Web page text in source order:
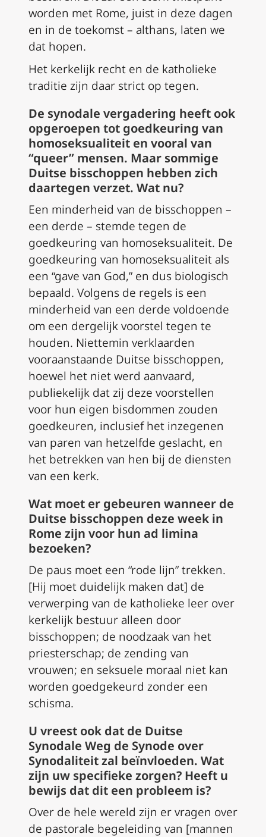
worden met Rome, juist in deze dagen
en in de toekomst – althans, laten we
dat hopen.
Het kerkelijk recht en de katholieke
traditie zijn daar strict op tegen.
De synodale vergadering heeft ook
opgeroepen tot goedkeuring van
homoseksualiteit en vooral van
“queer” mensen. Maar sommige
Duitse bisschoppen hebben zich
daartegen verzet. Wat nu?
Een minderheid van de bisschoppen –
een derde – stemde tegen de
goedkeuring van homoseksualiteit. De
goedkeuring van homoseksualiteit als
een “gave van God,” en dus biologisch
bepaald. Volgens de regels is een
minderheid van een derde voldoende
om een dergelijk voorstel tegen te
houden. Niettemin verklaarden
vooraanstaande Duitse bisschoppen,
hoewel het niet werd aanvaard,
publiekelijk dat zij deze voorstellen
voor hun eigen bisdommen zouden
goedkeuren, inclusief het inzegenen
van paren van hetzelfde geslacht, en
het betrekken van hen bij de diensten
van een kerk.
Wat moet er gebeuren wanneer de
Duitse bisschoppen deze week in
Rome zijn voor hun ad limina
bezoeken?
De paus moet een “rode lijn” trekken.
[Hij moet duidelijk maken dat] de
verwerping van de katholieke leer over
kerkelijk bestuur alleen door
bisschoppen; de noodzaak van het
priesterschap; de zending van
vrouwen; en seksuele moraal niet kan
worden goedgekeurd zonder een
schisma.
U vreest ook dat de Duitse
Synodale Weg de Synode over
Synodaliteit zal beïnvloeden. Wat
zijn uw specifieke zorgen? Heeft u
bewijs dat dit een probleem is?
Over de hele wereld zijn er vragen over
de pastorale begeleiding van [mannen